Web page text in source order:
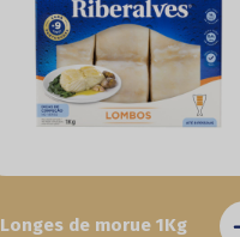
Longes de morue 1Kg